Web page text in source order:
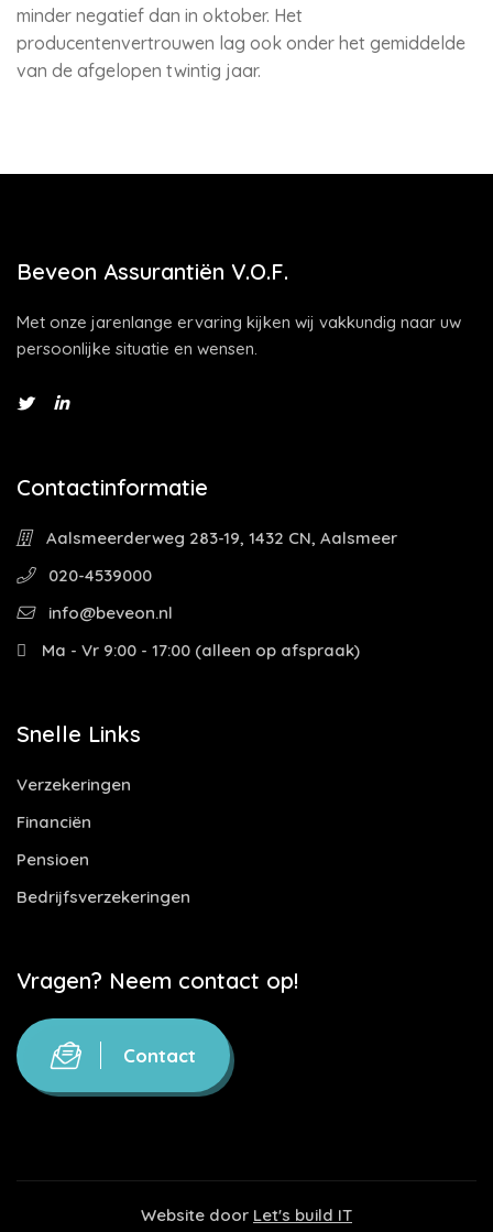
minder negatief dan in oktober. Het
producentenvertrouwen lag ook onder het gemiddelde
van de afgelopen twintig jaar.
Beveon Assurantiën V.O.F.
Met onze jarenlange ervaring kijken wij vakkundig naar uw
persoonlijke situatie en wensen.
Contactinformatie
Aalsmeerderweg 283-19, 1432 CN, Aalsmeer
020-4539000
info@beveon.nl
Ma - Vr 9:00 - 17:00 (alleen op afspraak)
Snelle Links
Verzekeringen
Financiën
Pensioen
Bedrijfsverzekeringen
Vragen? Neem contact op!
Contact
Website door Let's build IT